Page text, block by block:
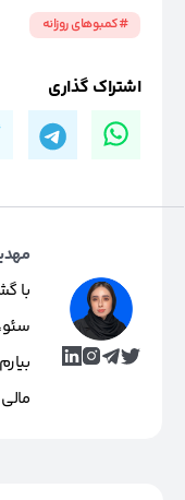
#کمبوهای روزانه
اشتراک گذاری
با